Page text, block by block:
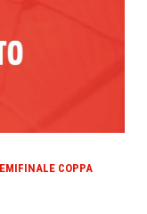
COPPA